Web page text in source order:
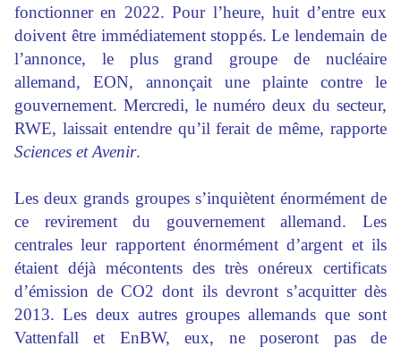
fonctionner en 2022. Pour l’heure, huit d’entre eux
doivent être immédiatement stoppés. Le lendemain de
l’annonce, le plus grand groupe de nucléaire
allemand, EON, annonçait une plainte contre le
gouvernement. Mercredi, le numéro deux du secteur,
RWE, laissait entendre qu’il ferait de même, rapporte
Sciences et Avenir.
Les deux grands groupes s’inquiètent énormément de
ce revirement du gouvernement allemand. Les
centrales leur rapportent énormément d’argent et ils
étaient déjà mécontents des très onéreux certificats
d’émission de CO2 dont ils devront s’acquitter dès
2013. Les deux autres groupes allemands que sont
Vattenfall et EnBW, eux, ne poseront pas de